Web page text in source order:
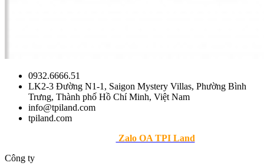
0932.6666.51
LK2-3 Đường N1-1, Saigon Mystery Villas, Phường Bình
Trưng, Thành phố Hồ Chí Minh, Việt Nam
info@tpiland.com
tpiland.com
Zalo OA TPI Land
Công ty